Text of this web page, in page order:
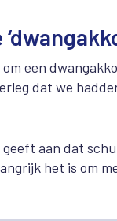
een
dat we
aan dat
het is om